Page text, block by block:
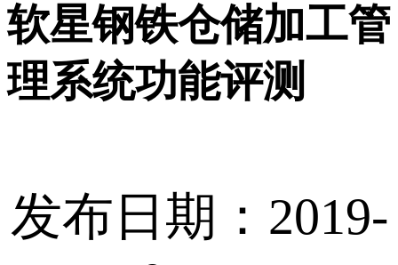
软星钢铁仓储加工管
理系统功能评测
发布日期：2019-